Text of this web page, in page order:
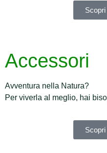
Accessori
Avventura nella Natura?
Per viverla al meglio, hai